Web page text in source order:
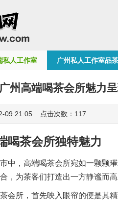
私人工作室 广州私人工作室品茶
州高端喝茶会所魅力
09 21:05 点击次数：117
喝茶会所独特魅力
中，高端喝茶会所宛如一颗颗
，为茶客们打造出一方静谧而高
会所，首先映入眼帘的便是其